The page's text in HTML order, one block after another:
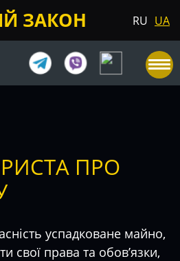
ЗАКОН RU UA
ПРО
успадковане майно,
свої права та обов’язки,